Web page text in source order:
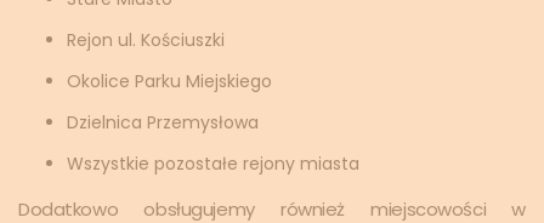
Rejon ul. Kościuszki
Okolice Parku Miejskiego
Dzielnica Przemysłowa
Wszystkie pozostałe rejony miasta
Dodatkowo obsługujemy również miejscowości w